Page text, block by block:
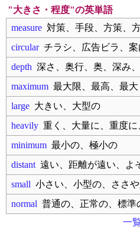
"大きさ・程度"の英単語
measure 対策、手段、方策、
circularチラシ、広告ビラ、案
depth 深さ、奥行、奥、深み
maximum 最大限、最高、最大
large 大きい、大型の
heavily 重く、大量に、重度に
minimum 最小の、極小の
distant 遠い、距離が遠い、よ
small 小さい、小型の、ささ
normal 普通の、正常の、標
一